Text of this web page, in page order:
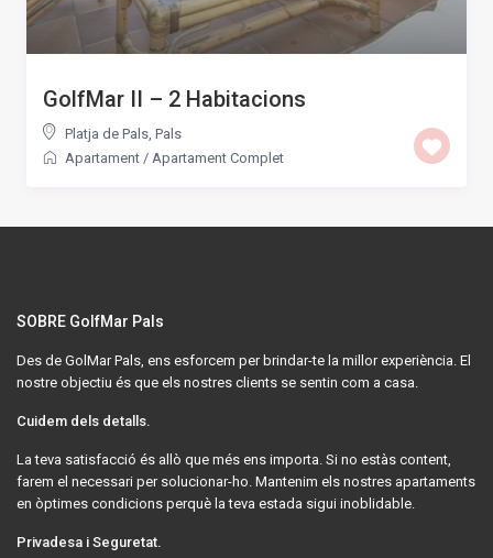
GolfMar II – 2 Habitacions
Platja de Pals, Pals
Apartament / Apartament Complet
SOBRE GolfMar Pals
Des de GolMar Pals, ens esforcem per brindar-te la millor experiència. El
nostre objectiu és que els nostres clients se sentin com a casa.
Cuidem dels detalls.
La teva satisfacció és allò que més ens importa. Si no estàs content,
farem el necessari per solucionar-ho. Mantenim els nostres apartaments
en òptimes condicions perquè la teva estada sigui inoblidable.
Privadesa i Seguretat.